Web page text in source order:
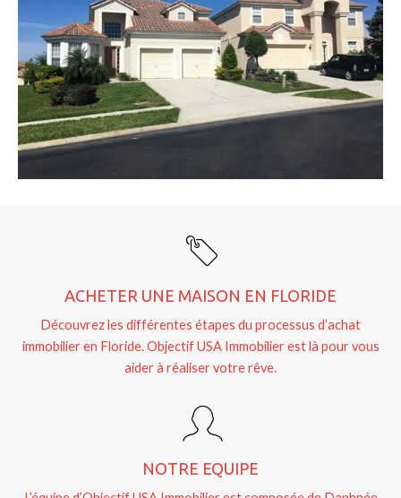
ACHETER UNE MAISON EN FLORIDE
Découvrez les différentes étapes du processus d’achat
immobilier en Floride. Objectif USA Immobilier est là pour vous
aider à réaliser votre rêve.
NOTRE EQUIPE